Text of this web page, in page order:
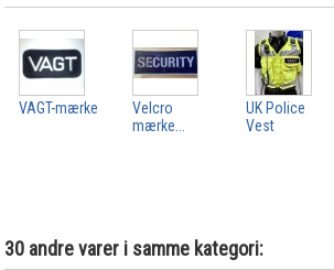
VAGT-mærke
Velcro
mærke...
UK Police
Vest
30 andre varer i samme kategori: